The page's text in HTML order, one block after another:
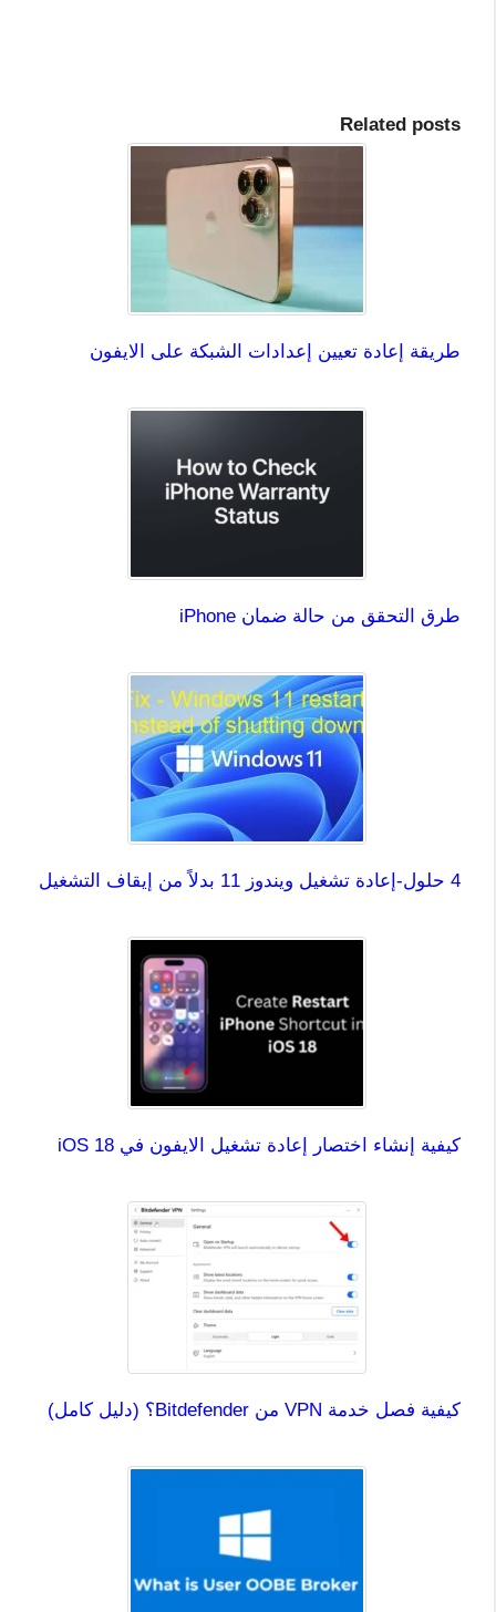
Related posts
طريقة إعادة تعيين إعدادات الشبكة على الايفون
طرق التحقق من حالة ضمان iPhone
4 حلول-إعادة تشغيل ويندوز 11 بدلاً من إيقاف التشغيل
كيفية إنشاء اختصار إعادة تشغيل الايفون في iOS 18
كيفية فصل خدمة VPN من Bitdefender؟ (دليل كامل)